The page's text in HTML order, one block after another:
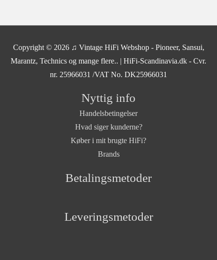
Copyright © 2026 ♫ Vintage HiFi Webshop - Pioneer, Sansui,
Marantz, Technics og mange flere.. | HiFi-Scandinavia.dk - Cvr.
nr. 25966031 /VAT No. DK25966031
Nyttig info
Handelsbetingelser
Hvad siger kunderne?
Køber i mit brugte HiFi?
Brands
Betalingsmetoder
Leveringsmetoder